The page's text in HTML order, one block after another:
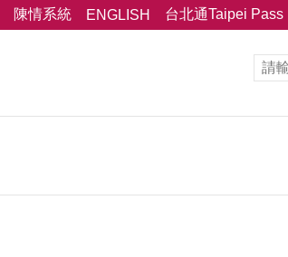
陳情系統 ENGLISH 台北通Taipei Pass